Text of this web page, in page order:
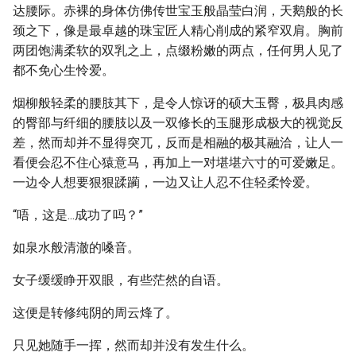
达腰际。赤裸的身体仿佛传世宝玉般晶莹白润，天鹅般的长
颈之下，像是最卓越的珠宝匠人精心削成的紧窄双肩。胸前
两团饱满柔软的双乳之上，点缀粉嫩的两点，任何男人见了
都不免心生怜爱。
烟柳般轻柔的腰肢其下，是令人惊讶的硕大玉臀，极具肉感
的臀部与纤细的腰肢以及一双修长的玉腿形成极大的视觉反
差，然而却并不显得突兀，反而是相融的极其融洽，让人一
看便会忍不住心猿意马，再加上一对堪堪六寸的可爱嫩足。
一边令人想要狠狠蹂躏，一边又让人忍不住轻柔怜爱。
“唔，这是...成功了吗？”
如泉水般清澈的嗓音。
女子缓缓睁开双眼，有些茫然的自语。
这便是转修纯阴的周云烽了。
只见她随手一挥，然而却并没有发生什么。